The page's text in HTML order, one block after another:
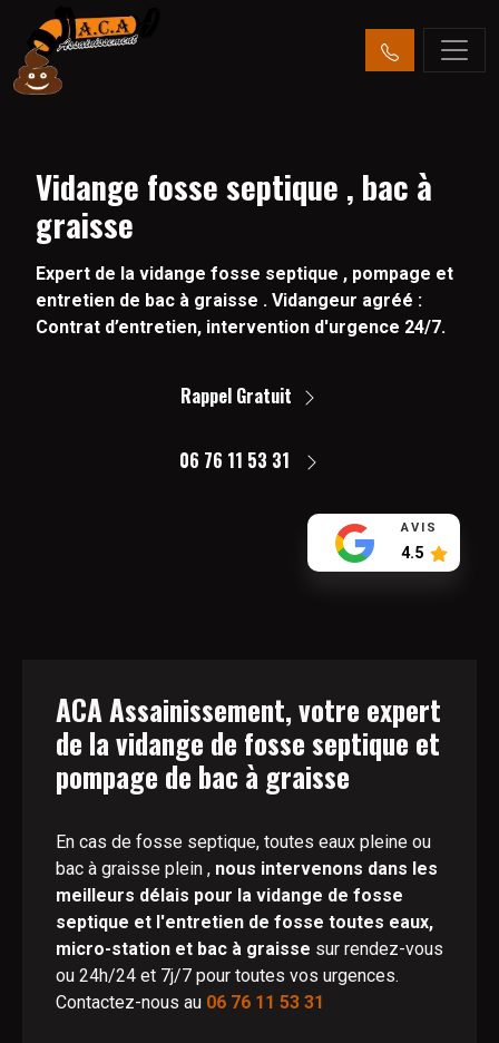
Vidange fosse septique , bac à
graisse
Expert de la vidange fosse septique , pompage et
entretien de bac à graisse . Vidangeur agréé :
Contrat d’entretien, intervention d'urgence 24/7.
Rappel Gratuit
06 76 11 53 31
AVIS
4.5
ACA Assainissement, votre expert
de la vidange de fosse septique et
pompage de bac à graisse
En cas de fosse septique, toutes eaux pleine ou
bac à graisse plein , nous intervenons dans les
meilleurs délais pour la vidange de fosse
septique et l'entretien de fosse toutes eaux,
micro-station et bac à graisse sur rendez-vous
ou 24h/24 et 7j/7 pour toutes vos urgences.
Contactez-nous au 06 76 11 53 31